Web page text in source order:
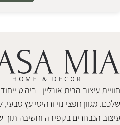
חוויית עיצוב הבית אונליין - ריהוט
שלכם. מגוון חפצי נוי ורהיטי עץ טבעי,
עיצוב הנבחרים בקפידה וחשיבה תוך